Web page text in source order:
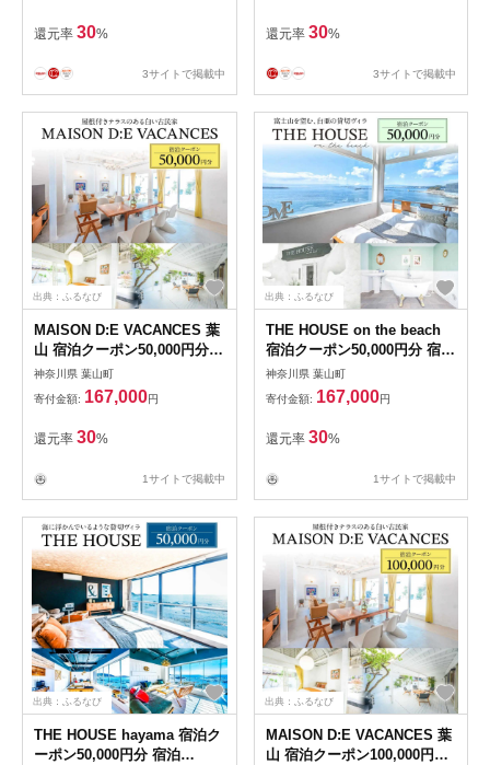
還元率 30%
3サイトで掲載中
還元率 30%
3サイトで掲載中
出典：ふるなび
MAISON D:E VACANCES 葉
山 宿泊クーポン50,000円分
宿泊[ASCQ006]
神奈川県 葉山町
寄付金額: 167,000円
還元率 30%
1サイトで掲載中
出典：ふるなび
THE HOUSE on the beach
宿泊クーポン50,000円分 宿泊
[ASCQ004]
神奈川県 葉山町
寄付金額: 167,000円
還元率 30%
1サイトで掲載中
出典：ふるなび
THE HOUSE hayama 宿泊ク
ーポン50,000円分 宿泊
出典：ふるなび
MAISON D:E VACANCES 葉
山 宿泊クーポン100,000円分